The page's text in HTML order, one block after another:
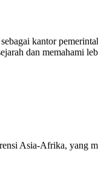
kantor
dan memahami
Asia-Afrika, yang